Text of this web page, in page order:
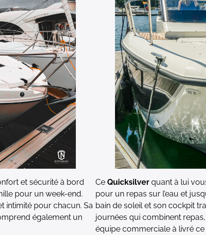
et sécurité à bord
pour un week-end.
intimité pour chacun. Sa
également un
Ce Quicksilver quant à lui
pour un repas sur l’eau et
bain de soleil et son cockpit
journées qui combinent
équipe commerciale à livré